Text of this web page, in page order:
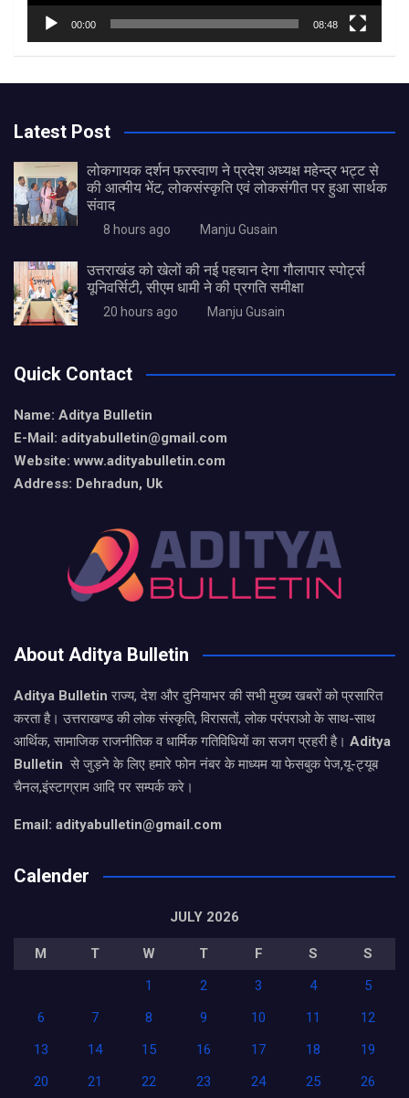
00:00 08:48
Latest Post
लोकगायक दर्शन फरस्वाण ने प्रदेश अध्यक्ष महेन्द्र भट्ट से
की आत्मीय भेंट, लोकसंस्कृति एवं लोकसंगीत पर हुआ सार्थक
संवाद
8 hours ago Manju Gusain
उत्तराखंड को खेलों की नई पहचान देगा गौलापार स्पोर्ट्स
यूनिवर्सिटी, सीएम धामी ने की प्रगति समीक्षा
20 hours ago Manju Gusain
Quick Contact
Name: Aditya Bulletin
E-Mail: adityabulletin@gmail.com
Website: www.adityabulletin.com
Address: Dehradun, Uk
About Aditya Bulletin
Aditya Bulletinराज्य, देश और दुनियाभर की सभी मुख्य खबरों को प्रसारित
करता है। उत्तराखण्ड की लोक संस्कृति, विरासतों, लोक परंपराओ के साथ-साथ
आर्थिक, सामाजिक राजनीतिक व धार्मिक गतिविधियों का सजग प्रहरी है। Aditya
Bulletin से जुड़ने के लिए हमारे फोन नंबर के माध्यम या फेसबुक पेज,यू-ट्यूब
चैनल,इंस्टाग्राम आदि पर सम्पर्क करे।
Email: adityabulletin@gmail.com
Calender
JULY 2026
M T W T F S
S
1
2 3 4
5
6
7 8 9 10 11
12
13
14 15 16 17 18
19
20
21 22 23 24 25 26